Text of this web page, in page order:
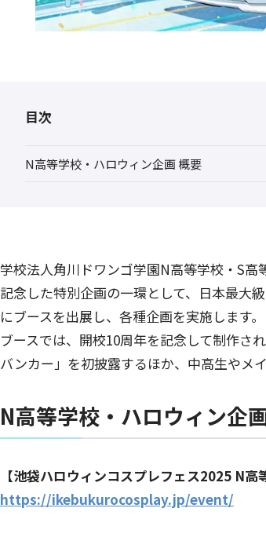
目次
N高等学校・ハロウィン企画 概要
学校法人角川ドワンゴ学園N高等学校・S
記念した特別企画の一環として、日本最大
にブースを出展し、各種企画を実施します。
ブースでは、開校10周年を記念して制作さ
バンカー」を初披露するほか、中高生やメ
N高等学校・ハロウィン企
【池袋ハロウィンコスプレフェス2025 N高
https://ikebukurocosplay.jp/event/